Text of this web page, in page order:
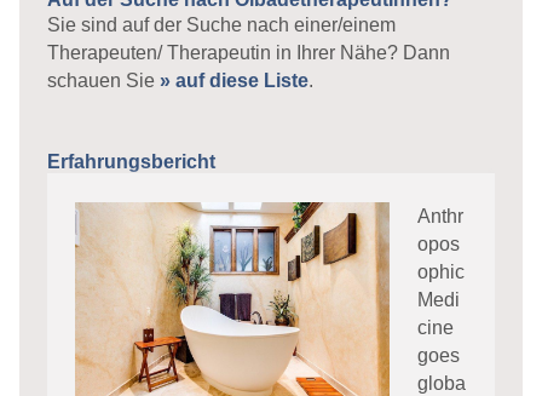
Sie sind auf der Suche nach einer/einem
Therapeuten/ Therapeutin in Ihrer Nähe? Dann
schauen Sie » auf diese Liste.
Erfahrungsbericht
Anthr
opos
ophic
Medi
cine
goes
globa